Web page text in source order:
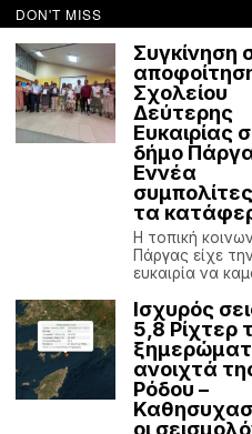
DON'T MISS
Συγκίνηση
Σχολείου
Δεύτερης
Ευκαιρίας
δήμο
Εννέα
τα
Η τοπική
Πάργας είχε την
ευκαιρία να
Ισχυρός
5,8 Ρίχτερ
ανοιχτά
Ρόδου –
οι